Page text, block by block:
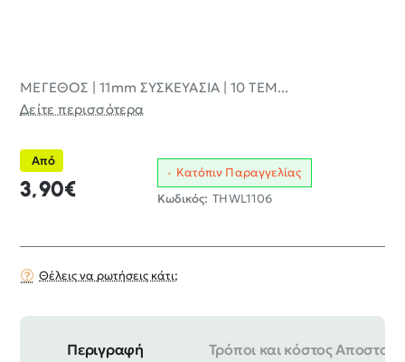
ΜΕΓΕΘΟΣ | 11mm ΣΥΣΚΕΥΑΣΙΑ | 10 ΤΕΜ...
Δείτε περισσότερα
Από
3,90€
Κατόπιν Παραγγελίας
Κωδικός: THWL1106
Θέλεις να ρωτήσεις κάτι;
Περιγραφή Τρόποι και κόστος